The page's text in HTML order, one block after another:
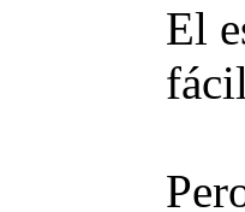
El